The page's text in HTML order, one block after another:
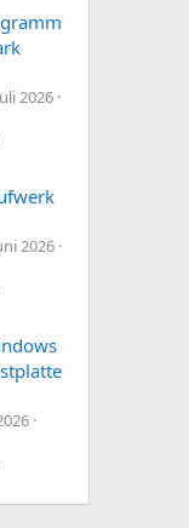
2026
2026